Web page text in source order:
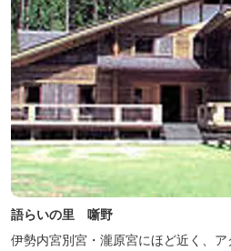
語らいの里 噺野
伊勢内宮別宮・瀧原宮にほど近く、